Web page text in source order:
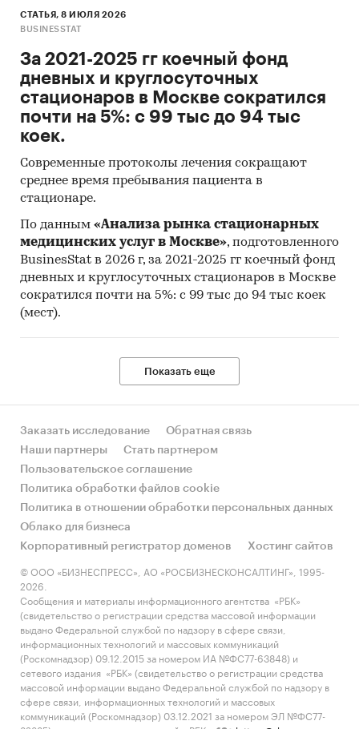
СТАТЬЯ, 8 ИЮЛЯ 2026
BUSINESSTAT
За 2021-2025 гг коечный фонд
дневных и круглосуточных
стационаров в Москве сократился
почти на 5%: с 99 тыс до 94 тыс
коек.
Современные протоколы лечения сокращают
среднее время пребывания пациента в
стационаре.
По данным «Анализа рынка стационарных
медицинских услуг в Москве», подготовленного
BusinesStat в 2026 г, за 2021-2025 гг коечный фонд
дневных и круглосуточных стационаров в Москве
сократился почти на 5%: с 99 тыс до 94 тыс коек
(мест).
Показать еще
Заказать исследование
Обратная связь
Наши партнеры
Стать партнером
Пользовательское соглашение
Политика обработки файлов cookie
Политика в отношении обработки персональных данных
Облако для бизнеса
Корпоративный регистратор доменов
Хостинг сайтов
© ООО «БИЗНЕСПРЕСС», АО «РОСБИЗНЕСКОНСАЛТИНГ», 1995-
2026.
Сообщения и материалы информационного агентства «РБК»
(свидетельство о регистрации средства массовой информации
выдано Федеральной службой по надзору в сфере связи,
информационных технологий и массовых коммуникаций
(Роскомнадзор) 09.12.2015 за номером ИА №ФС77-63848) и
сетевого издания «РБК» (свидетельство о регистрации средства
массовой информации выдано Федеральной службой по надзору в
сфере связи, информационных технологий и массовых
коммуникаций (Роскомнадзор) 03.12.2021 за номером ЭЛ №ФС77-